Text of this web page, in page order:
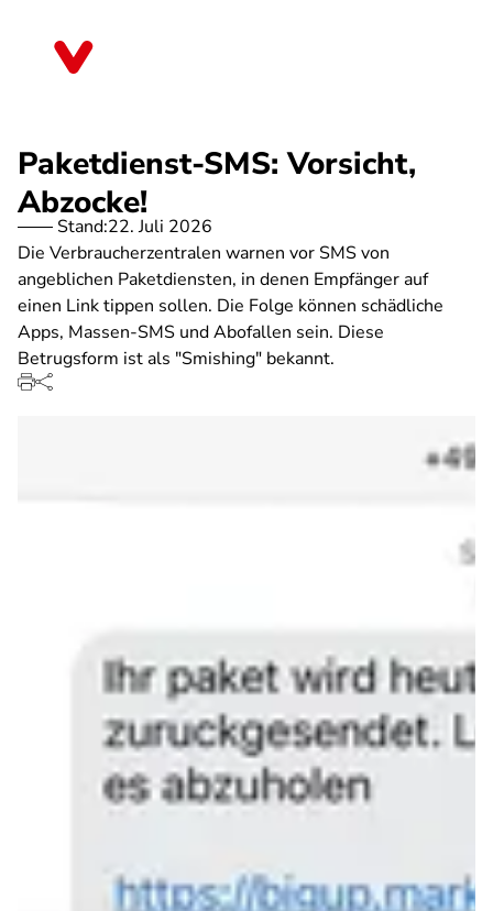
Paketdienst-SMS: Vorsicht,
Abzocke!
Stand:22. Juli 2026
Die Verbraucherzentralen warnen vor SMS von
angeblichen Paketdiensten, in denen Empfänger auf
einen Link tippen sollen. Die Folge können schädliche
Apps, Massen-SMS und Abofallen sein. Diese
Betrugsform ist als "Smishing" bekannt.